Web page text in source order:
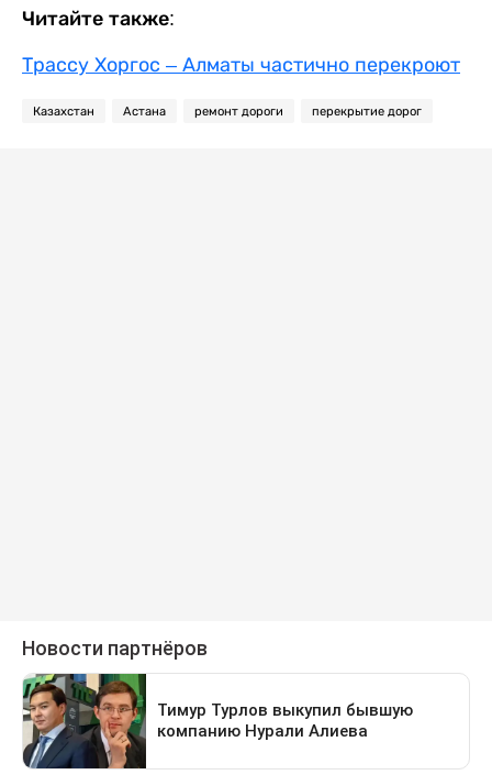
Читайте также:
Трассу Хоргос – Алматы частично перекроют
Казахстан Астана ремонт дороги перекрытие дорог